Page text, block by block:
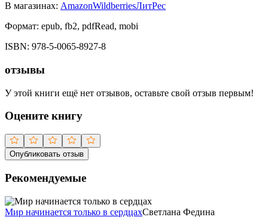
В магазинах: AmazonWildberriesЛитРес
Формат: epub, fb2, pdfRead, mobi
ISBN: 978-5-0065-8927-8
отзывы
У этой книги ещё нет отзывов, оставьте свой отзыв первым!
Оцените книгу
Опубликовать отзыв
Рекомендуемые
Мир начинается только в сердцахСветлана Федина